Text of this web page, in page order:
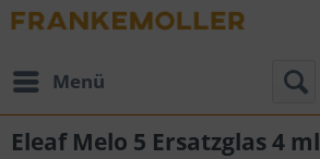
Menü
Eleaf Melo 5 Ersatzglas 4 ml